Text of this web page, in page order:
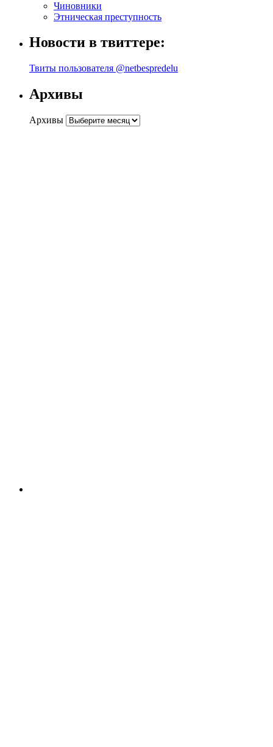
Чиновники
Этническая преступность
Новости в твиттере:
Твиты пользователя @netbespredelu
Архивы
Архивы